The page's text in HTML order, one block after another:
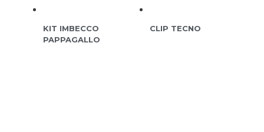
KIT IMBECCO
PAPPAGALLO
CLIP TECNO